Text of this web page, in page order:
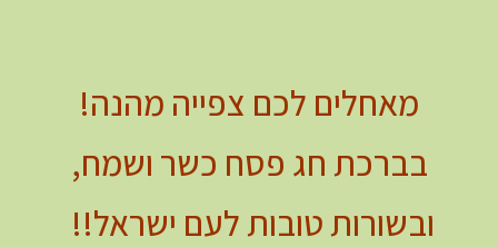
מאחלים לכם צפייה מהנה!
בברכת חג פסח כשר ושמח,
ובשורות טובות לעם ישראל!!